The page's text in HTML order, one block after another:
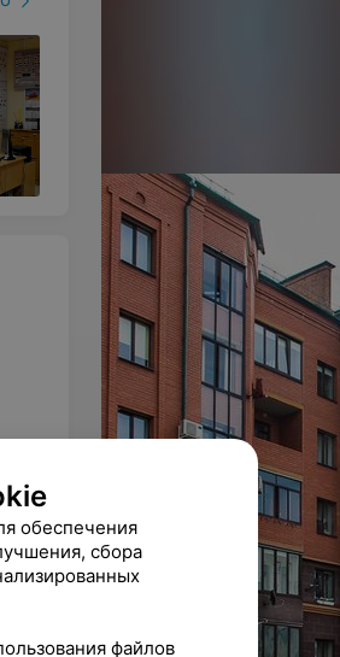
обеспечения
сбора
файлов